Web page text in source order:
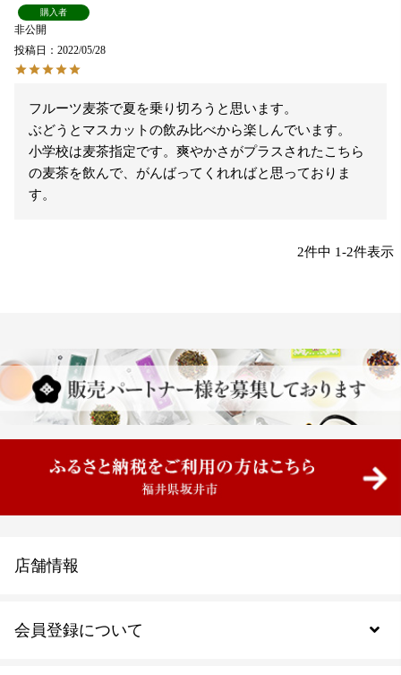
購入者
非公開
投稿日
2022/05/28
フルーツ麦茶で夏を乗り切ろうと思います。
ぶどうとマスカットの飲み比べから楽しんでいます。
小学校は麦茶指定です。爽やかさがプラスされたこちら
の麦茶を飲んで、がんばってくれればと思っておりま
す。
2件中 1-2件表示
会員登録について
店舗情報